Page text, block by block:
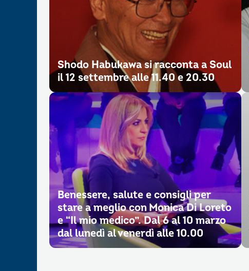
Shodo Habukawa si racconta a Soul
il 12 settembre alle 11.40 e 20.30
Benessere, salute e consigli per
stare a meglio con Monica Di Loreto
e “Il mio medico”. Dal 6 al 10 marzo
dal lunedì al venerdì alle 10.00